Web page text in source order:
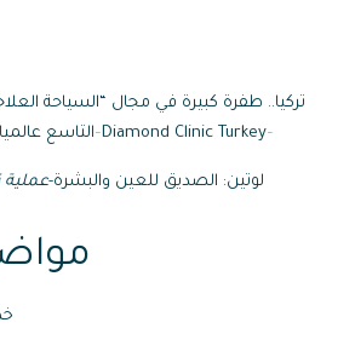
تركيا.. طفرة كبيرة في مجال “السياحة
التاسع–Diamond Clinic Turkey–
لوتين: الصديق للعين والبشرة-عملية